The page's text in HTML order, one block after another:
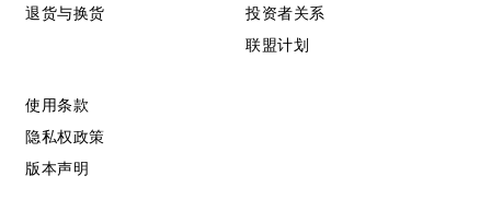
退货与换货 投资者关系
联盟计划
使用条款
隐私权政策
版本声明